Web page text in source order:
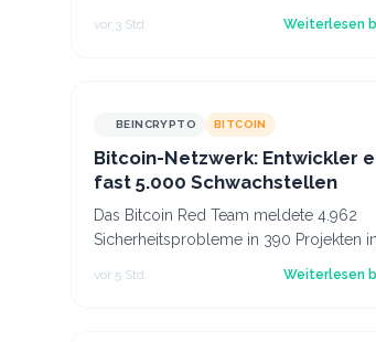
vor 3 Std. Weiterlesen
BEINCRYPTO BITCOIN
Bitcoin-Netzwerk: Entwickler
fast 5.000 Schwachstellen
Das Bitcoin Red Team meldete 4.962
Sicherheitsprobleme in 390 Projekten
vor 5 Std. Weiterlesen